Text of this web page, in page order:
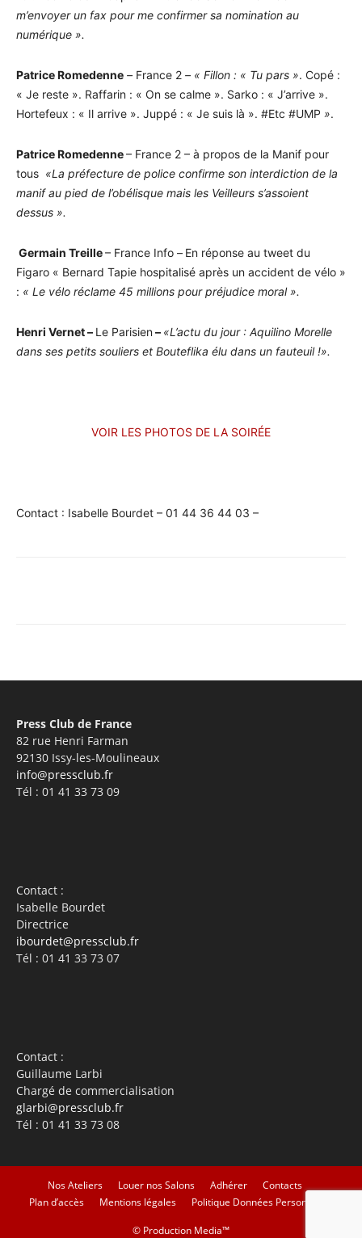
m’envoyer un fax pour me confirmer sa nomination au
numérique ».
Patrice Romedenne – France 2 – « Fillon : « Tu pars ». Copé :
« Je reste ». Raffarin : « On se calme ». Sarko : « J’arrive ».
Hortefeux : « Il arrive ». Juppé : « Je suis là ». #Etc #UMP ».
Patrice Romedenne– France 2 – à propos de la Manif pour
tous «La préfecture de police confirme son interdiction de la
manif au pied de l’obélisque mais les Veilleurs s’assoient
dessus ».
Germain Treille– France Info – En réponse au tweet du
Figaro « Bernard Tapie hospitalisé après un accident de vélo »
: « Le vélo réclame 45 millions pour préjudice moral ».
Henri Vernet – Le Parisien– «L’actu du jour : Aquilino Morelle
dans ses petits souliers et Bouteflika élu dans un fauteuil !».
VOIR LES PHOTOS DE LA SOIRÉE
Contact : Isabelle Bourdet – 01 44 36 44 03 –
Press Club de France
82 rue Henri Farman
92130 Issy-les-Moulineaux
info@pressclub.fr
Tél : 01 41 33 73 09
Contact :
Isabelle Bourdet
Directrice
ibourdet@pressclub.fr
Tél : 01 41 33 73 07
Contact :
Guillaume Larbi
Chargé de commercialisation
glarbi@pressclub.fr
Tél : 01 41 33 73 08
Nos Ateliers Louer nos Salons Adhérer
Contacts
Plan d’accès
Mentions légales Politique Données Personnelles
© Production Media™